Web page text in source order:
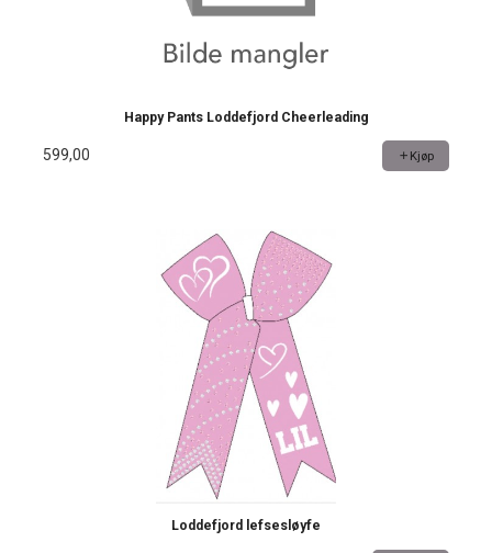
Happy Pants Loddefjord Cheerleading
599,00 Kjøp
Loddefjord lefsesløyfe